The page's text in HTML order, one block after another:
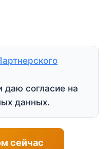
даю согласие на
данных.
сейчас